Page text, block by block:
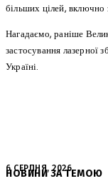
більших цілей, включно
Нагадаємо, раніше
застосування лазерної
Україні.
НОВИНИ ЗА ТЕМОЮ
6 СЕРПНЯ, 2026